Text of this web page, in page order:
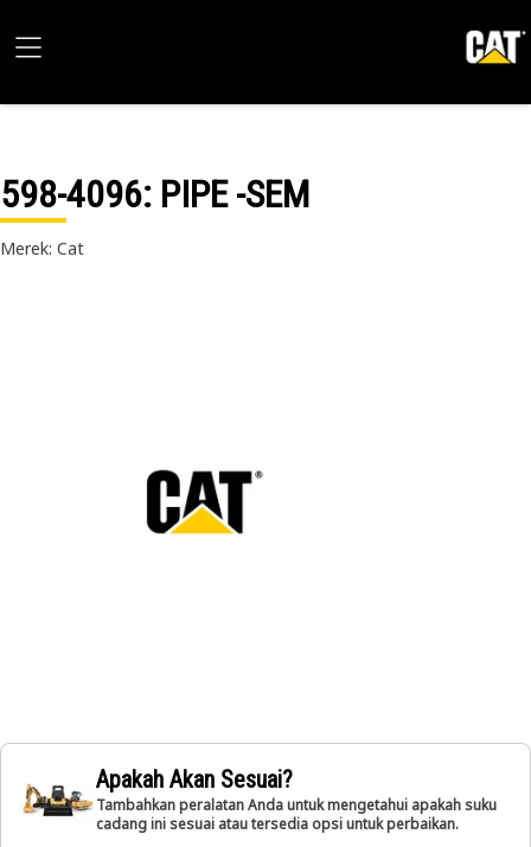
598-4096: PIPE -SEM
Merek: Cat
Apakah Akan Sesuai?
Tambahkan peralatan Anda untuk mengetahui apakah suku
cadang ini sesuai atau tersedia opsi untuk perbaikan.